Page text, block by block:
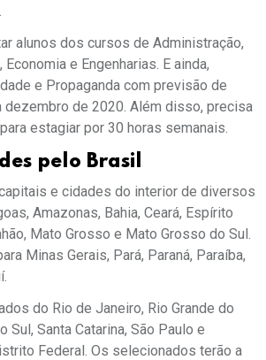
alunos dos cursos de Administração,
e Engenharias. E ainda,
e Propaganda com previsão de
dezembro de 2020. Além disso, precisa
estagiar por 30 horas semanais.
pelo Brasil
e cidades do interior de diversos
Amazonas, Bahia, Ceará, Espírito
Mato Grosso e Mato Grosso do Sul.
Minas Gerais, Pará, Paraná, Paraíba,
do Rio de Janeiro, Rio Grande do
Sul, Santa Catarina, São Paulo e
Federal. Os selecionados terão a